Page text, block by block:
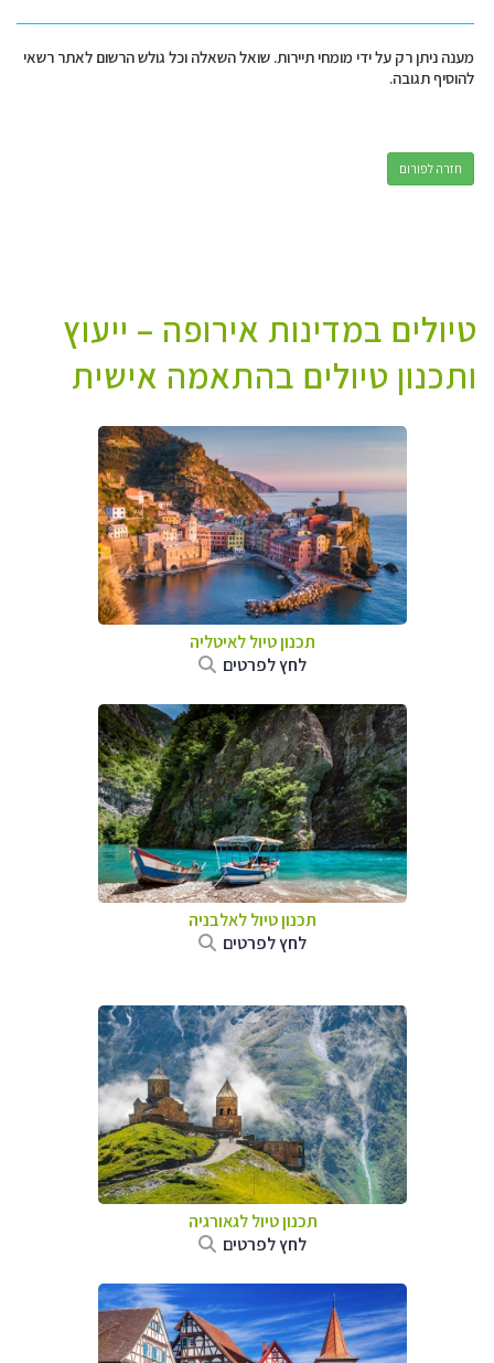
מענה ניתן רק על ידי מומחי תיירות. שואל השאלה וכל גולש הרשום לאתר רשאי
להוסיף תגובה.
חזרה לפורום
טיולים במדינות אירופה – ייעוץ
ותכנון טיולים בהתאמה אישית
תכנון טיול לאיטליה
לחץ לפרטים
תכנון טיול לאלבניה
לחץ לפרטים
תכנון טיול לגאורגיה
לחץ לפרטים